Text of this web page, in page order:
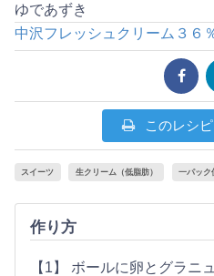
ゆであずき
中沢フレッシュクリーム３６
このレシ
スイーツ 生クリーム（低脂肪） 一パック
作り方
【1】 ボールに卵とグラ